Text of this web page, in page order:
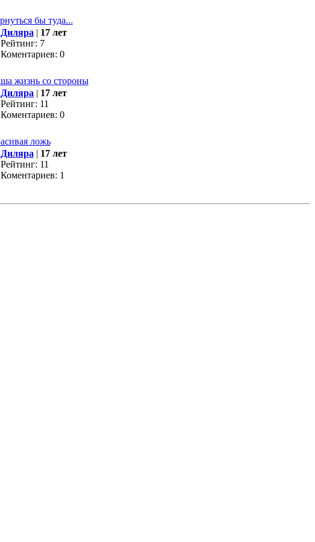
Диляра | 17 лет
Рейтинг: 7
Коментариев: 0
Диляра | 17 лет
Рейтинг: 11
Коментариев: 0
Диляра | 17 лет
Рейтинг: 11
Коментариев: 1